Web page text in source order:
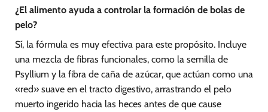
¿El alimento ayuda a controlar la formación de bolas de
pelo?
Sí, la fórmula es muy efectiva para este propósito. Incluye
una mezcla de fibras funcionales, como la semilla de
Psyllium y la fibra de caña de azúcar, que actúan como una
«red» suave en el tracto digestivo, arrastrando el pelo
muerto ingerido hacia las heces antes de que cause